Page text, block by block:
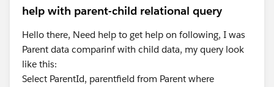
help with parent-child relational query
Hello there, Need help to get help on following, I was
Parent data comparinf with child data, my query look
like this:
Select ParentId, parentfield from Parent where